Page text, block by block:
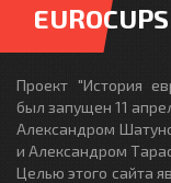
EUROCUPS
Проект "История
был запущен 11
Александром
и Александром
Целью этого сайта